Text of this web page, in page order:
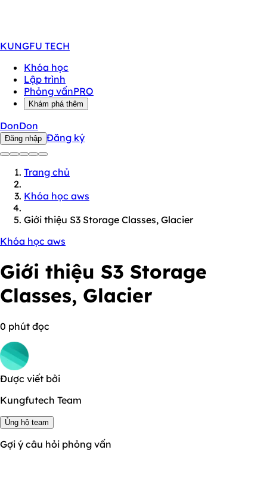
KUNGFU TECH
Khóa học
Lập trình
Phỏng vấnPRO
Khám phá thêm
DonDon
Đăng nhập Đăng ký
Trang chủ
Khóa học aws
Giới thiệu S3 Storage Classes, Glacier
Khóa học aws
Giới thiệu S3 Storage
Classes, Glacier
0 phút đọc
Được viết bởi
Kungfutech Team
Ủng hộ team
Gợi ý câu hỏi phỏng vấn